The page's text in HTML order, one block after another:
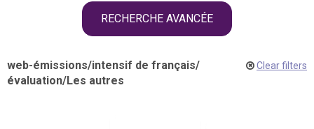
RECHERCHE AVANCÉE
web-émissions/intensif de français/
évaluation/Les autres
Clear filters